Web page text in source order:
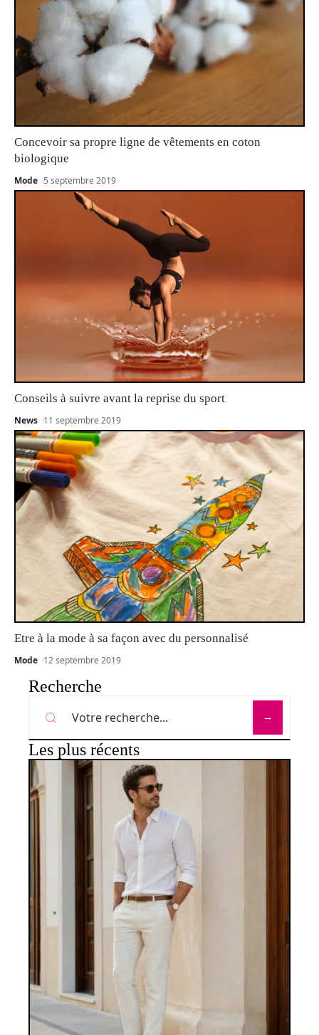
Concevoir sa propre ligne de vêtements en coton
biologique
Mode 5 septembre 2019
Conseils à suivre avant la reprise du sport
News 11 septembre 2019
Etre à la mode à sa façon avec du personnalisé
Mode 12 septembre 2019
Recherche
Les plus récents